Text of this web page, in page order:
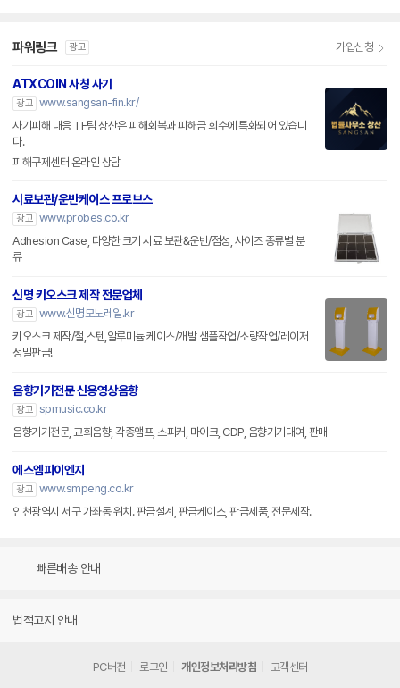
파워링크 광고 가입신청
ATXCOIN 사칭 사기
광고 www.sangsan-fin.kr/
사기피해 대응 TF팀 상산은 피해회복과 피해금 회수에 특화되어 있습니
다.
피해구제센터 온라인 상담
시료보관/운반케이스 프로브스
광고 www.probes.co.kr
Adhesion Case, 다양한 크기 시료 보관&운반/점성, 사이즈 종류별 분
류
신명 키오스크 제작 전문업체
광고 www.신명모노레일.kr
키오스크 제작/철,스텐,알루미늄 케이스/개발 샘플작업/소량작업/레이저
정밀판금!
음향기기전문 신용영상음향
광고 spmusic.co.kr
음향기기전문, 교회음향, 각종앰프, 스피커, 마이크, CDP, 음향기기대여, 판매
에스엠피이엔지
광고 www.smpeng.co.kr
인천광역시 서구 가좌동 위치. 판금설계, 판금케이스, 판금제품, 전문제작.
빠른배송 안내
법적고지 안내
PC버전 로그인 개인정보처리방침 고객센터